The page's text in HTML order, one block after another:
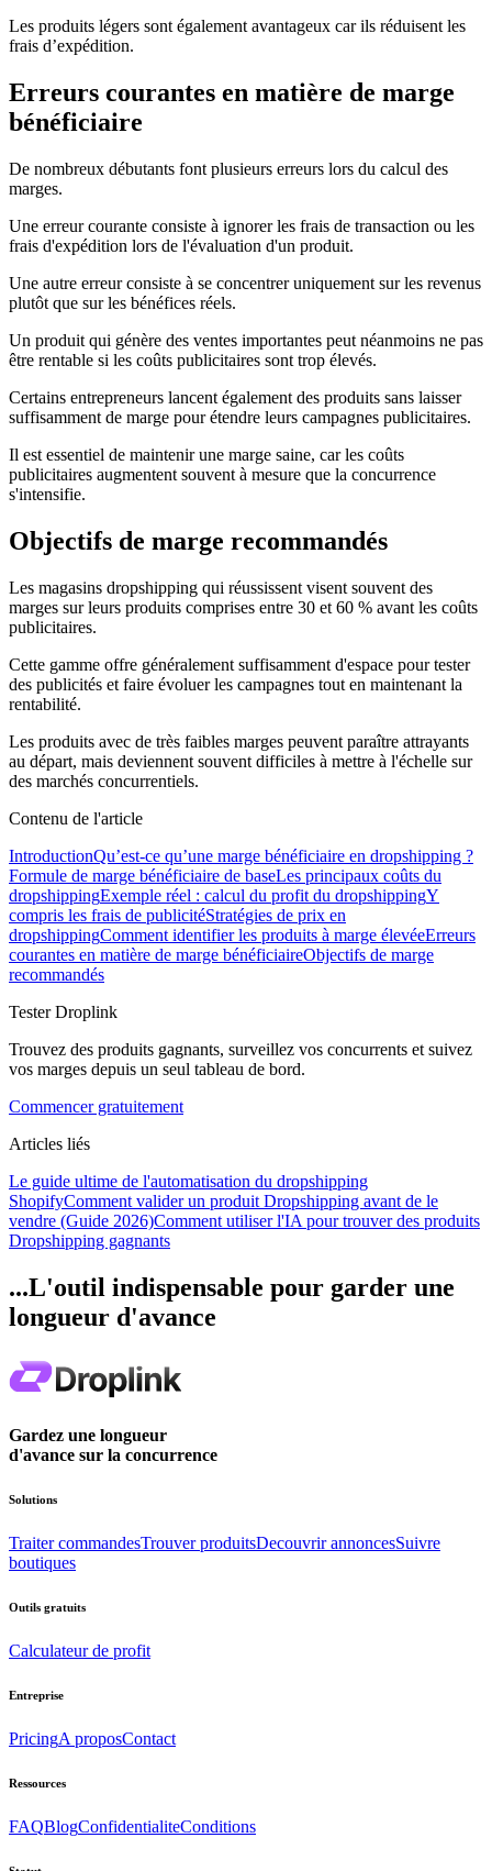
Les produits légers sont également avantageux car ils réduisent les
frais d’expédition.
Erreurs courantes en matière de marge
bénéficiaire
De nombreux débutants font plusieurs erreurs lors du calcul des
marges.
Une erreur courante consiste à ignorer les frais de transaction ou les
frais d'expédition lors de l'évaluation d'un produit.
Une autre erreur consiste à se concentrer uniquement sur les revenus
plutôt que sur les bénéfices réels.
Un produit qui génère des ventes importantes peut néanmoins ne pas
être rentable si les coûts publicitaires sont trop élevés.
Certains entrepreneurs lancent également des produits sans laisser
suffisamment de marge pour étendre leurs campagnes publicitaires.
Il est essentiel de maintenir une marge saine, car les coûts
publicitaires augmentent souvent à mesure que la concurrence
s'intensifie.
Objectifs de marge recommandés
Les magasins dropshipping qui réussissent visent souvent des
marges sur leurs produits comprises entre 30 et 60 % avant les coûts
publicitaires.
Cette gamme offre généralement suffisamment d'espace pour tester
des publicités et faire évoluer les campagnes tout en maintenant la
rentabilité.
Les produits avec de très faibles marges peuvent paraître attrayants
au départ, mais deviennent souvent difficiles à mettre à l'échelle sur
des marchés concurrentiels.
Contenu de l'article
IntroductionQu’est-ce qu’une marge bénéficiaire en dropshipping ?
Formule de marge bénéficiaire de baseLes principaux coûts du
dropshippingExemple réel : calcul du profit du dropshippingY
compris les frais de publicitéStratégies de prix en
dropshippingComment identifier les produits à marge élevéeErreurs
courantes en matière de marge bénéficiaireObjectifs de marge
recommandés
Tester Droplink
Trouvez des produits gagnants, surveillez vos concurrents et suivez
vos marges depuis un seul tableau de bord.
Commencer gratuitement
Articles liés
Le guide ultime de l'automatisation du dropshipping
ShopifyComment valider un produit Dropshipping avant de le
vendre (Guide 2026)Comment utiliser l'IA pour trouver des produits
Dropshipping gagnants
...L'outil indispensable pour garder une
longueur d'avance
Gardez une longueur
d'avance sur la concurrence
Solutions
Traiter commandesTrouver produitsDecouvrir annoncesSuivre
boutiques
Outils gratuits
Calculateur de profit
Entreprise
PricingA proposContact
Ressources
FAQBlogConfidentialiteConditions